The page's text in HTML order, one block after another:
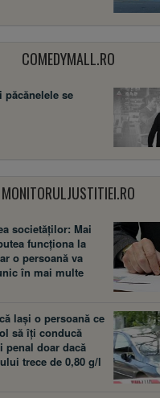
COMEDYMALL.RO
se
MONITORULJUSTITIEI.RO
societăţilor: Mai
funcţiona la
o persoană va
în mai multe
laşi o persoană ce
să îţi conducă
penal doar dacă
trece de 0,80 g/l